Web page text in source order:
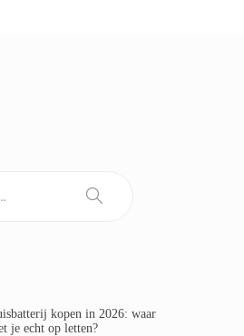
kopen in 2026: waar
je echt op letten?